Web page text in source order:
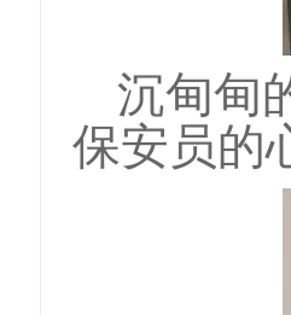
沉甸甸
保安员的